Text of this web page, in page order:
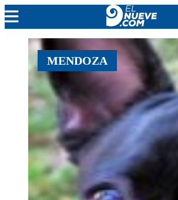
EL NUEVE
SOCIEDAD
POLÍTICA
POLICIALES
EN VIVO
MENDOZA